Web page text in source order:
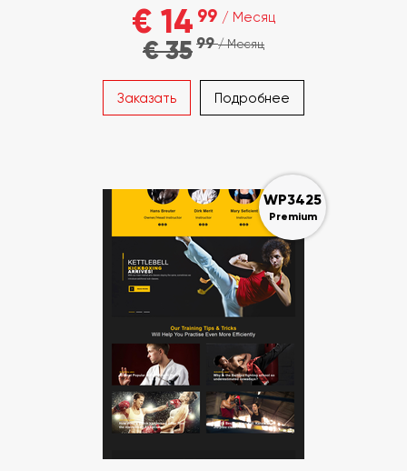
€ 14 99 / Месяц
€ 3599/ Месяц
Заказать Подробнее
WP3425
Premium